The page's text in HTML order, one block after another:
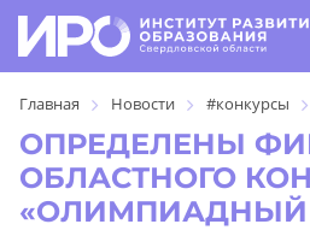
Главная Новости #конкурсы
ОПРЕДЕЛЕНЫ
ОБЛАСТНОГО
«ОЛИМПИАДНЫЙ